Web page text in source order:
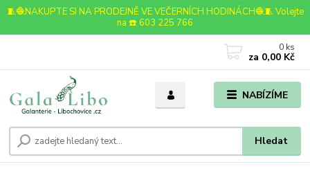
🧵🧶NAKUPTE SI NA PRODEJNĚ VE VEČERNÍCH HODINÁCH🧶🧵 Volejte
na ☎️ 603 225 766
NABÍZÍME
Hledat
0 ks
za 0,00 Kč